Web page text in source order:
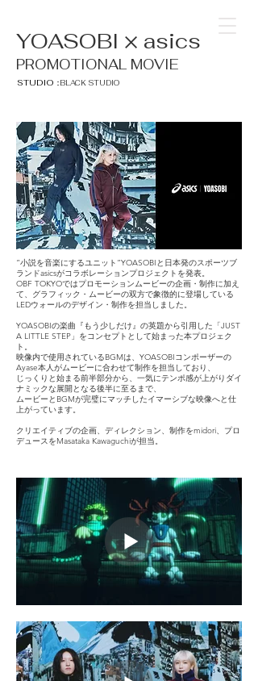
YOASOBI × asics
PROMOTIONAL MOVIE
STUDIO：BLACK STUDIO
”小説を音楽にするユニット”YOASOBIと日本発のスポーツブ
ランドasicsがコラボレーションプロジェクトを発表。
OBF TOKYOではプロモーションムービーの企画・制作に加え
て、グラフィック・ムービーの双方で象徴的に登場している
LEDウォールのデザイン・制作を担当しました。
YOASOBIの楽曲『もう少しだけ』の英題から引用した「JUST
A LITTLE STEP」をコンセプトとして始まった本プロジェク
ト。
映像内で使用されているBGMは、YOASOBIコンポーザーの
Ayase本人がムービーに合わせて制作を担当しており、
じっくりと始まる前半部分から、一気にテンポ感が上がりダイ
ナミックな展開となる後半に至るまで、
ムービーとBGMが完璧にマッチしたイマーシブな映像へと仕
上がっています。
クリエイティブの企画、ディレクション、制作をmidori、プロ
デュースをMasataka Kawaguchiが担当。